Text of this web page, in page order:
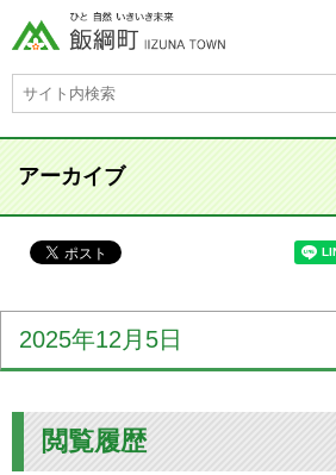
アーカイブ
2025年12月5日
閲覧履歴